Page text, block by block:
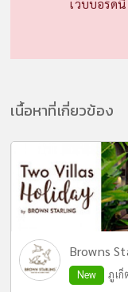
เว็บบอร์ด
เนื้อหาที่เกี่ยวข้อง
Browns
New ภูเก็